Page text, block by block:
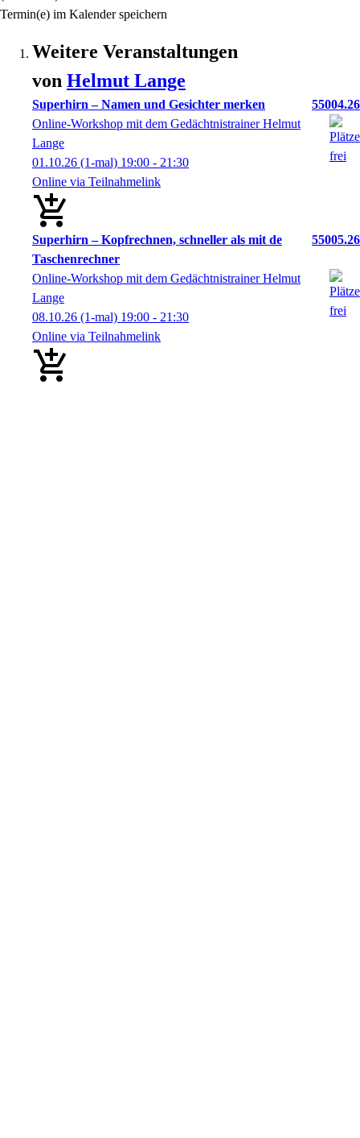
Termin(e) im Kalender speichern
Weitere Veranstaltungen
von Helmut Lange
Superhirn – Namen und Gesichter merken
55004.26
Online-Workshop mit dem Gedächtnistrainer Helmut
Lange
01.10.26 (1-mal) 19:00 - 21:30
Online via Teilnahmelink
Superhirn – Kopfrechnen, schneller als mit de
Taschenrechner
55005.26
Online-Workshop mit dem Gedächtnistrainer Helmut
Lange
08.10.26 (1-mal) 19:00 - 21:30
Online via Teilnahmelink